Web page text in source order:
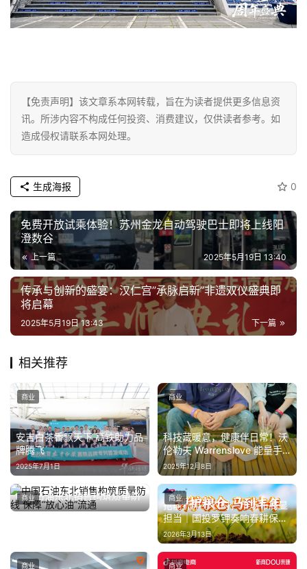
【免责声明】该文章系本网转载，旨在为读者提供更多信息资
讯。所涉内容不构成任何投资、消费建议，仅供读者参考。如
造成侵权请联系本网处理。
0
生成海报
免费开放试乘体验！苏州金龙自动驾驶巴士即将上线阳
澄数谷
上一篇 2025年5月19日 13:40
传承与创新的盛宴：汉仁宫”承脉启新”非遗双仪盛典即
将启幕
下一篇
2025年5月19日 13:43
相关推荐
安吉白茶香飘天下 高铁助力品
牌腾飞
2025年7月1日
商业
科技藏暖意，健康伴日常！沃
伦勒夫 Warrenslove 能量手
环的人文守护
2025年12月8日
商业
中国石油东北销售构筑质量防
线 保障“放心油”流通
2025年3月4日
商业
抢前抓早守农时，市场布局显
担当｜国投罗钾奏响春耕保供
“序曲”
2026年3月13日
商业
商业 商业